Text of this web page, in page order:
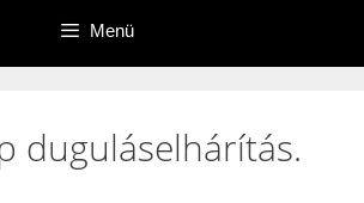
Menü
duguláselhárítás.